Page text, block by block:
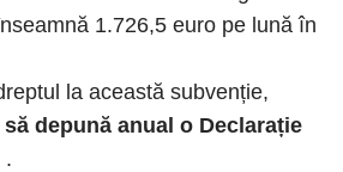
1.726,5 euro pe lună în
la această subvenție,
să depună anual o Declarație
.